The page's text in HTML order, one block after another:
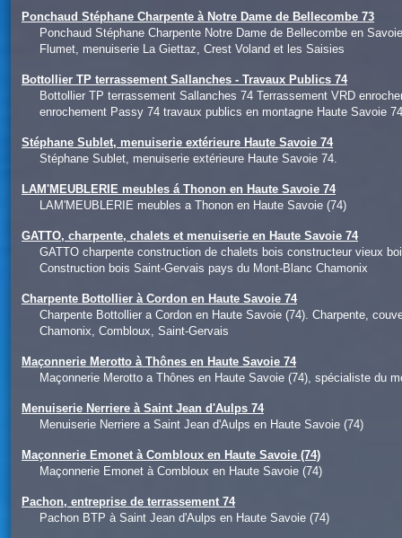
Ponchaud Stéphane Charpente à Notre Dame de Bellecombe 73
Ponchaud Stéphane Charpente Notre Dame de Bellecombe en
Flumet, menuiserie La Giettaz, Crest Voland et les Saisies
Bottollier TP terrassement Sallanches - Travaux Publics 74
Bottollier TP terrassement Sallanches 74 Terrassement VRD
enrochement Passy 74 travaux publics en montagne Haute Savoie 74
Stéphane Sublet, menuiserie extérieure Haute Savoie 74
Stéphane Sublet, menuiserie extérieure Haute Savoie 74.
LAM'MEUBLERIE meubles á Thonon en Haute Savoie 74
LAM'MEUBLERIE meubles a Thonon en Haute Savoie (74)
GATTO, charpente, chalets et menuiserie en Haute Savoie 74
GATTO charpente construction de chalets bois constructeur vieux
Construction bois Saint-Gervais pays du Mont-Blanc Chamonix
Charpente Bottollier à Cordon en Haute Savoie 74
Charpente Bottollier a Cordon en Haute Savoie (74). Charpente,
Chamonix, Combloux, Saint-Gervais
Maçonnerie Merotto à Thônes en Haute Savoie 74
Maçonnerie Merotto a Thônes en Haute Savoie (74), spécialiste du
Menuiserie Nerriere à Saint Jean d'Aulps 74
Menuiserie Nerriere a Saint Jean d'Aulps en Haute Savoie (74)
Maçonnerie Emonet à Combloux en Haute Savoie (74)
Maçonnerie Emonet à Combloux en Haute Savoie (74)
Pachon, entreprise de terrassement 74
Pachon BTP à Saint Jean d'Aulps en Haute Savoie (74)